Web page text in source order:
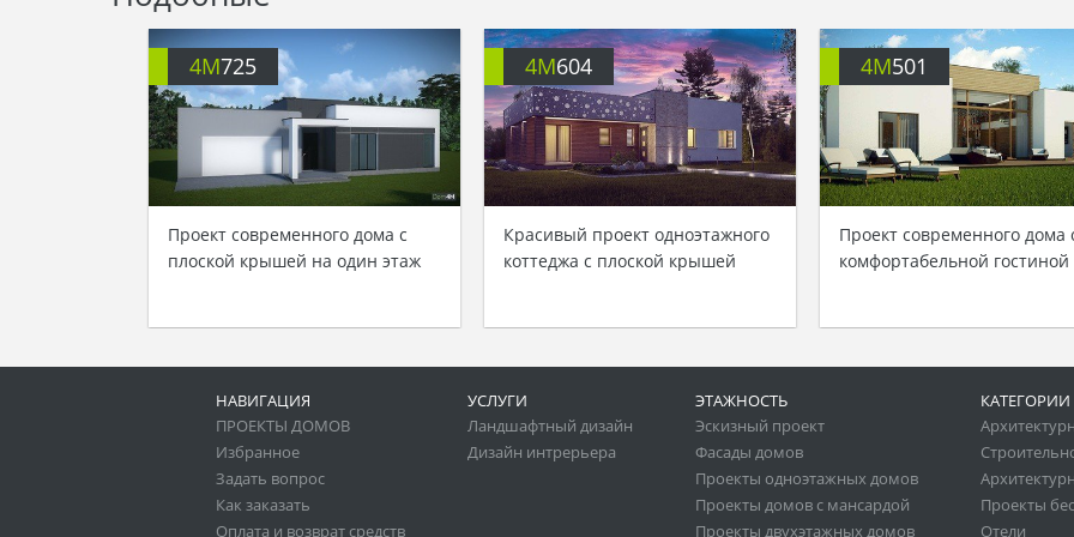
4M725
Проект современного дома с
плоской крышей на один этаж
4M604
Красивый проект одноэтажного
коттеджа с плоской крышей
4M501
Проект современного дома
комфортабельной гостиной
НАВИГАЦИЯ
ПРОЕКТЫ ДОМОВ
Избранное
Задать вопрос
Как заказать
Оплата и возврат средств
УСЛУГИ
Ландшафтный дизайн
Дизайн интрерьера
ЭТАЖНОСТЬ
Эскизный проект
Фасады домов
Проекты одноэтажных домов
Проекты домов с мансардой
Проекты двухэтажных домов
КАТЕГОРИИ
Проекты
Отели